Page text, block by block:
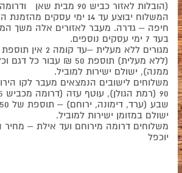
(הובלות לאזור כביש 90 מבית שאן ודרומה – תוספת 300 ₪)
המשלוח יבוצע עד 14 ימי עסקים
חיפה – גדרה. מעבר לאזורים אלה משך
בעד 7 ימי עסקים נוספים.
(ללא מעלית) תוספת 50 ₪
ממנה), ישולם ישירות למוביל.
משלוחים לישובים הנמצאים מעבר לקו
ישולם במזומן ישירות למוביל.
משלוחים דרומה מירוחם ועד אילת – מחיר
יוכפל